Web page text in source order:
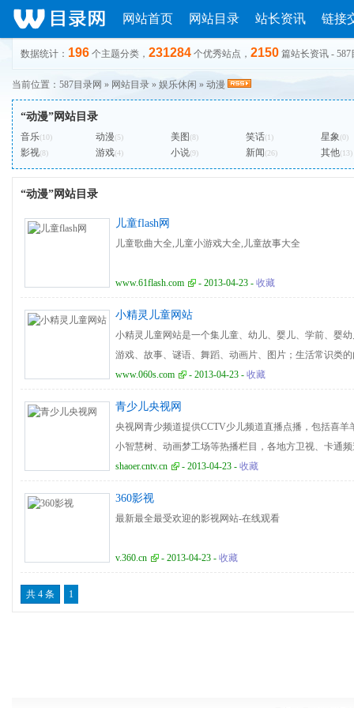
网站首页 网站目录 站长资讯 链接
数据统计： 196 个主题分类， 231284 个优秀站点， 2150 篇站长资讯 - 587
当前位置： 587目录网 » 网站目录 » 娱乐休闲 » 动漫
“动漫”网站目录
音乐(10) 动漫(5) 美图(8) 笑话(1) 星象(0)
影视(8) 游戏(4) 小说(9) 新闻(26) 其他(13)
“动漫”网站目录
儿童flash网
儿童歌曲大全,儿童小游戏大全,儿童故事大全
www.61flash.com - 2013-04-23 - 收藏
小精灵儿童网站
小精灵儿童网站是一个集儿童、幼儿、婴儿、学前、婴
游戏、故事、谜语、舞蹈、动画片、图片；生活常识类
理、食谱；教学类的内、教案、论文、学前班、班主任
www.060s.com - 2013-04-23 - 收藏
青少儿央视网
央视网青少频道提供CCTV少儿频道直播点播，包括喜
小智慧树、动画梦工场等热播栏目，各地方卫视、卡通
shaoer.cntv.cn
- 2013-04-23 - 收藏
360影视
最新最全最受欢迎的影视网站-在线观看
v.360.cn - 2013-04-23 - 收藏
共 4 条 1